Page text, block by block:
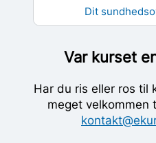
Dit
Var kurset
Har du ris eller ros til
meget velkommen